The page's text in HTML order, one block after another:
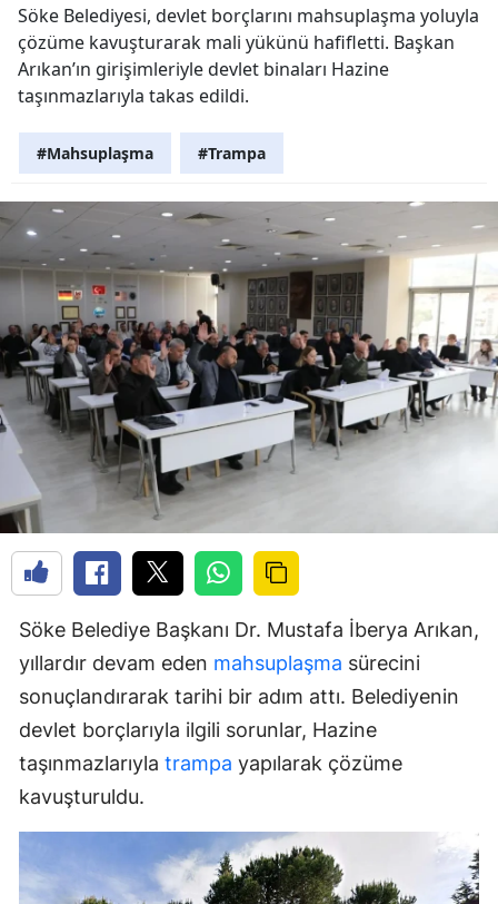
Söke Belediyesi, devlet borçlarını mahsuplaşma yoluyla
çözüme kavuşturarak mali yükünü hafifletti. Başkan
Arıkan’ın girişimleriyle devlet binaları Hazine
taşınmazlarıyla takas edildi.
#Mahsuplaşma #Trampa
Söke Belediye Başkanı Dr. Mustafa İberya Arıkan,
yıllardır devam eden mahsuplaşma sürecini
sonuçlandırarak tarihi bir adım attı. Belediyenin
devlet borçlarıyla ilgili sorunlar, Hazine
taşınmazlarıyla trampa yapılarak çözüme
kavuşturuldu.